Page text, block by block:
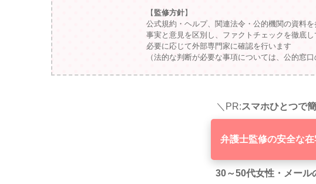
【 監修方針】
公式規約・ヘルプ、関連法令・公的機関の資料を
事実と意見を区別し、ファクトチェックを徹底し
必要に応じて外部専門家に確認を行います
（法的な判断が必要な事項については、公的窓
＼PR:スマホひとつで
弁護士監修の安全な在
30～50代女性・メール